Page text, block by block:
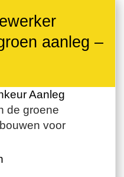
aanleg –
de groene
voor